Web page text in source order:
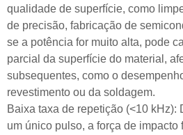
qualidade de superfície, como
de precisão, fabricação de
se a potência for muito alta, pode
parcial da superfície do material,
subsequentes, como o
revestimento ou da soldagem.
Baixa taxa de repetição (<10 kHz):
um único pulso, a força de impacto